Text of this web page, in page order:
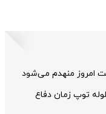
منهدم می‌شود
زمان دفاع